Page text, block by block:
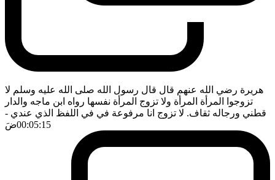
هريرة رضي الله عنهم قال قال رسول الله صلى الله عليه وسلم لا
تزوجوا المرأة المرأة ولا تزوج المرأة نفسها رواه ابن ماجه والدار
قطني ورجاله ثقاف. لا تزوج انا مرفوعة في في اللفظ الذي عندي -
00:05:15ضَ